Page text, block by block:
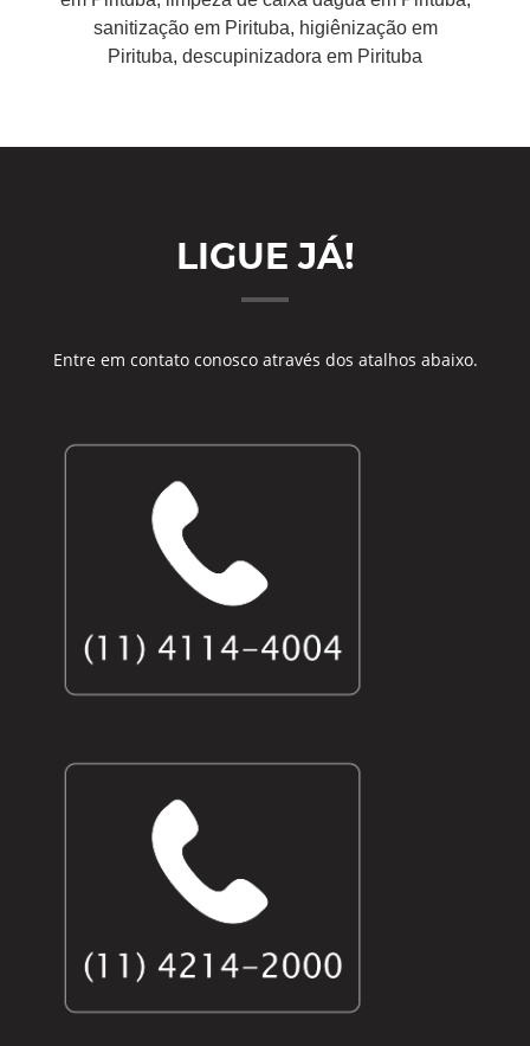
sanitização em Pirituba, higiênização em
Pirituba, descupinizadora em Pirituba
LIGUE JÁ!
Entre em contato conosco através dos atalhos abaixo.